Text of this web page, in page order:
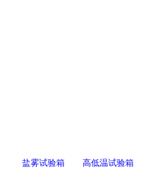
盐雾试验箱 高低温试验箱